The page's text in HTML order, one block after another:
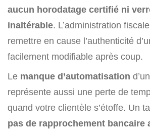
aucun horodatage certifié ni
inaltérable. L’administration
remettre en cause l’authenticité
facilement modifiable après coup.
Le manque d’automatisation
représente aussi une perte de
quand votre clientèle s’étoffe. Un
pas de rapprochement bancaire